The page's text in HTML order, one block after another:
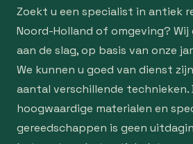
Zoekt u een specialist in antiek
Noord-Holland of omgeving? Wij
aan de slag, op basis van onze
We kunnen u goed van dienst
aantal verschillende technieken.
hoogwaardige materialen en
gereedschappen is geen